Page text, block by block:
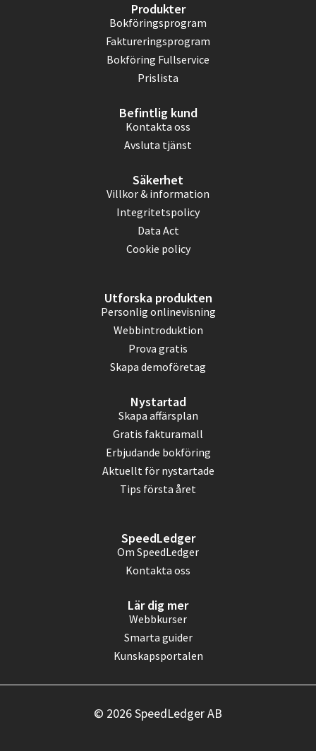
Produkter
Bokföringsprogram
Faktureringsprogram
Bokföring Fullservice
Prislista
Befintlig kund
Kontakta oss
Avsluta tjänst
Säkerhet
Villkor & information
Integritetspolicy
Data Act
Cookie policy
Utforska produkten
Personlig onlinevisning
Webbintroduktion
Prova gratis
Skapa demoföretag
Nystartad
Skapa affärsplan
Gratis fakturamall
Erbjudande bokföring
Aktuellt för nystartade
Tips första året
SpeedLedger
Om SpeedLedger
Kontakta oss
Lär dig mer
Webbkurser
Smarta guider
Kunskapsportalen
© 2026 SpeedLedger AB